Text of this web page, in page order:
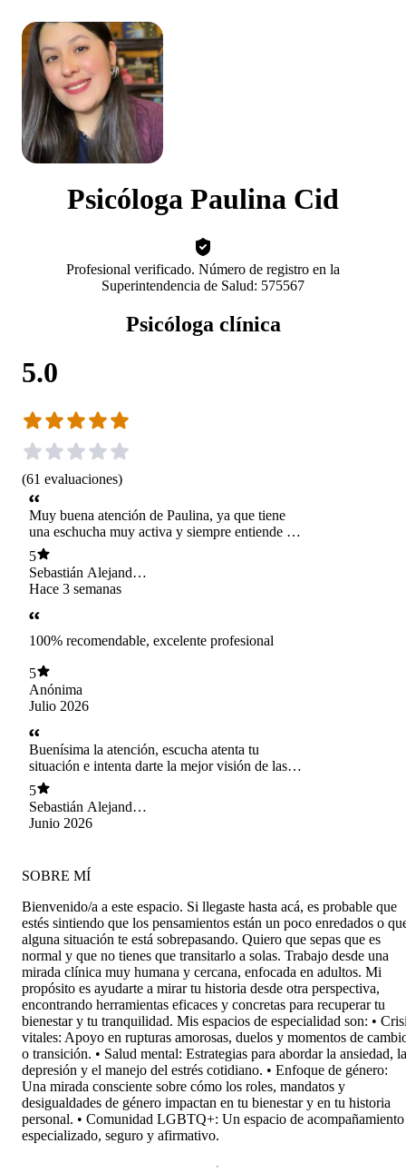
Psicóloga Paulina Cid
Profesional verificado. Número de registro en la
Superintendencia de Salud: 575567
Psicóloga clínica
5.0
(61 evaluaciones)
Muy buena atención de Paulina, ya que tiene
una eschucha muy activa y siempre entiende mis
situaciones
5
Sebastián Alejandro
Gamboa Gamboa
Hace 3 semanas
100% recomendable, excelente profesional
5
Anónima
Julio 2026
Buenísima la atención, escucha atenta tu
situación e intenta darte la mejor visión de las
cosas
5
Sebastián Alejandro
Gamboa Gamboa
Junio 2026
SOBRE MÍ
Bienvenido/a a este espacio. Si llegaste hasta acá, es probable que
estés sintiendo que los pensamientos están un poco enredados o
alguna situación te está sobrepasando. Quiero que sepas que es
normal y que no tienes que transitarlo a solas. Trabajo desde una
mirada clínica muy humana y cercana, enfocada en adultos. Mi
propósito es ayudarte a mirar tu historia desde otra perspectiva,
encontrando herramientas eficaces y concretas para recuperar tu
bienestar y tu tranquilidad. Mis espacios de especialidad son: •
vitales: Apoyo en rupturas amorosas, duelos y momentos de
o transición. • Salud mental: Estrategias para abordar la ansiedad, la
depresión y el manejo del estrés cotidiano. • Enfoque de género:
Una mirada consciente sobre cómo los roles, mandatos y
desigualdades de género impactan en tu bienestar y en tu historia
personal. • Comunidad LGBTQ+: Un espacio de acompañamiento
especializado, seguro y afirmativo.